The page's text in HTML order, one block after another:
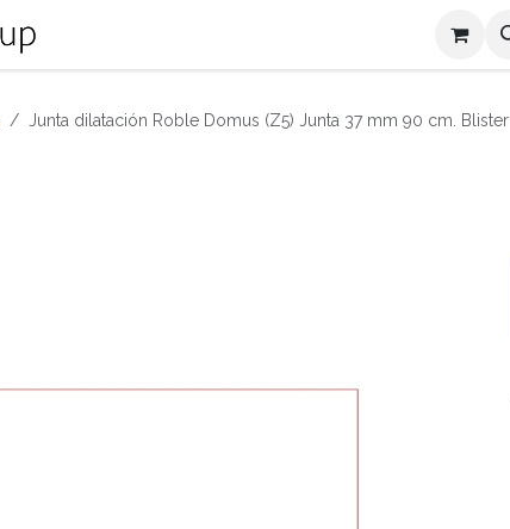
Contacto
Junta dilatación Roble Domus (Z5) Junta 37 mm 90 cm. Blister